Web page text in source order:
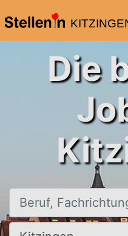
Die
Beruf, Fachrichtung, Firma
Ort, Stadt